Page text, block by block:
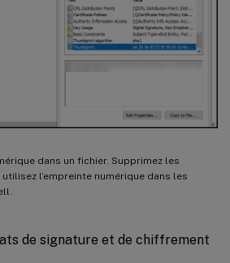
dans un fichier. Supprimez les
l’empreinte numérique dans les
de signature et de chiffrement